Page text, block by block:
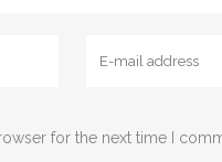
for the next time I